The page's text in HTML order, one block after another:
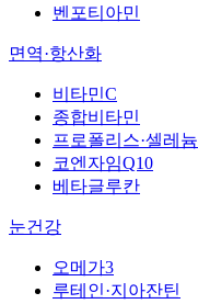
벤포티아민
면역·항산화
비타민C
종합비타민
프로폴리스·셀레늄
코엔자임Q10
베타글루칸
눈건강
오메가3
루테인·지아잔틴